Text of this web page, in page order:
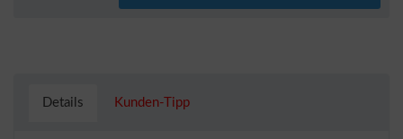
Details Kunden-Tipp